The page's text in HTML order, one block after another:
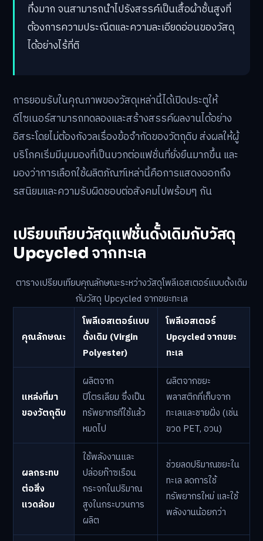
ทึ่งมาก จนสามารถนำไปรังสรรค์เป็นเสื้อผ้าชั้นสูงที่
ต้องการความประณีตและความละเอียดอ่อนของวัสดุ
ได้อย่างไร้ที่ติ
การยอมรับในคุณภาพของวัสดุเหล่านี้ได้เปิดประตูให้
ดีไซเนอร์สามารถทดลองและสร้างสรรค์ผลงานได้อย่าง
อิสระโดยไม่ต้องกังวลเรื่องข้อจำกัดของวัตถุดิบ ส่งผลให้ผู้
บริโภคเริ่มมีมุมมองที่เป็นบวกต่อแฟชั่นที่ยั่งยืนมากขึ้น และ
มองว่าการเลือกใช้ผลิตภัณฑ์เหล่านี้คือการแสดงออกถึง
รสนิยมและความรับผิดชอบต่อสังคมไปพร้อมๆ กัน
เปรียบเทียบวัสดุแฟชั่นดั้งเดิมกับวัสดุ
Upcycled จากทะเล
ตารางเปรียบเทียบคุณลักษณะระหว่างวัสดุโพลีเอสเตอร์แบบดั้งเดิม
กับวัสดุ Upcycled จากขยะทะเล
คุณลักษณะ
โพลีเอสเตอร์แบบ
ดั้งเดิม (Virgin
Polyester)
โพลีเอสเตอร์
Upcycled จากขยะ
ทะเล
แหล่งที่มา
ของวัตถุดิบ
ผลิตจาก
ปิโตรเลียม ซึ่งเป็น
ทรัพยากรที่ใช้แล้ว
หมดไป
ผลิตจากขยะ
พลาสติกที่เก็บจาก
ทะเลและชายฝั่ง (เช่น
ขวด PET, อวน)
ผลกระทบ
ต่อสิ่ง
แวดล้อม
ใช้พลังงานและ
ปล่อยก๊าซเรือน
กระจกในปริมาณ
สูงในกระบวนการ
ผลิต
ช่วยลดปริมาณขยะใน
ทะเล ลดการใช้
ทรัพยากรใหม่ และใช้
พลังงานน้อยกว่า